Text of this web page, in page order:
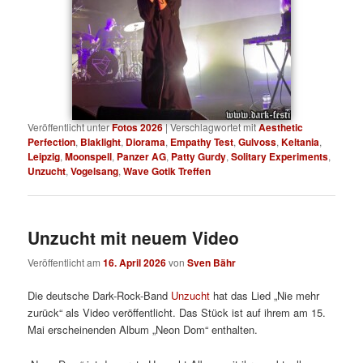
Veröffentlicht unterFotos 2026|Verschlagwortet mitAesthetic
Perfection, Blaklight, Diorama, Empathy Test,Gulvoss,Keltania,
Leipzig,Moonspell, Panzer AG, Patty Gurdy,Solitary Experiments,
Unzucht,Vogelsang,Wave Gotik Treffen
Unzucht mit neuem Video
Veröffentlicht am16. April 2026vonSven Bähr
Die deutsche Dark-Rock-Band Unzucht hat das Lied „Nie mehr
zurück“ als Video veröffentlicht. Das Stück ist auf ihrem am 15.
Mai erscheinenden Album „Neon Dom“ enthalten.